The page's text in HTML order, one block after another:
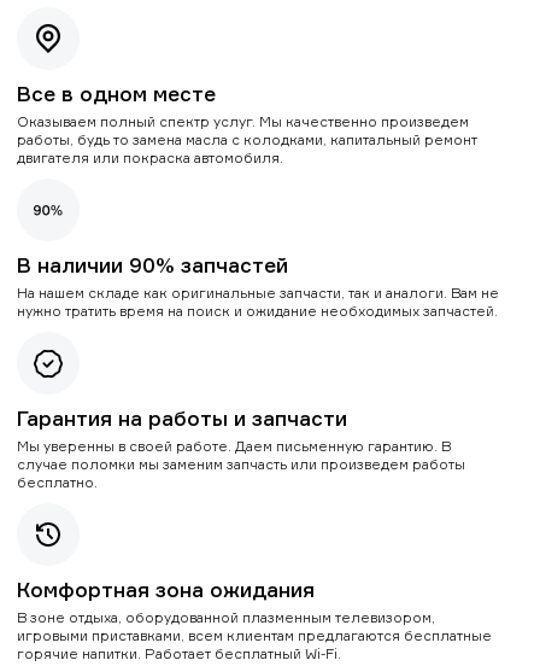
Все в одном месте
Оказываем полный спектр услуг. Мы качественно произведем
работы, будь то замена масла с колодками, капитальный ремонт
двигателя или покраска автомобиля.
В наличии 90% запчастей
На нашем складе как оригинальные запчасти, так и аналоги. Вам не
нужно тратить время на поиск и ожидание необходимых запчастей.
Гарантия на работы и запчасти
Мы уверенны в своей работе. Даем письменную гарантию. В
случае поломки мы заменим запчасть или произведем работы
бесплатно.
Комфортная зона ожидания
В зоне отдыха, оборудованной плазменным телевизором,
игровыми приставками, всем клиентам предлагаются бесплатные
горячие напитки. Работает бесплатный Wi-Fi.